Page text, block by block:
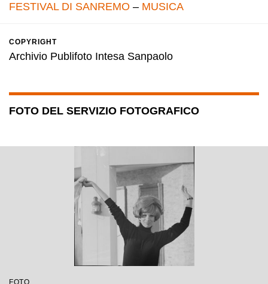
FESTIVAL DI SANREMO – MUSICA
COPYRIGHT
Archivio Publifoto Intesa Sanpaolo
FOTO DEL SERVIZIO FOTOGRAFICO
FOTO